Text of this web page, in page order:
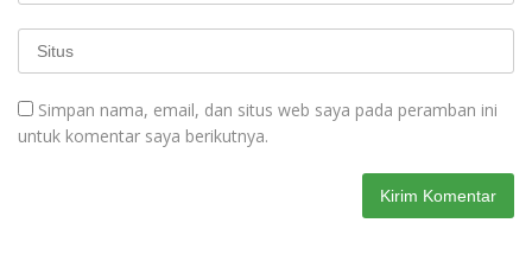
Simpan nama, email, dan situs web saya pada peramban ini
untuk komentar saya berikutnya.